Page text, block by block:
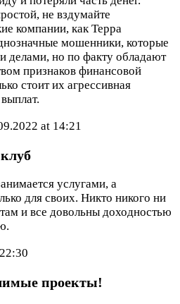
не вздумайте
компании, как Терра
мошенники, которые
делами, но по факту обладают
признаков финансовой
стоит их агрессивная
at 14:21
услугами, а
для своих. Никто никого ни
и все довольны доходностью
проекты!